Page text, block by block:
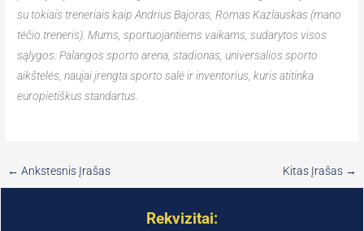
su tokiais treneriais kaip Andrius Bajoras, Romas Kazlauskas (mano
tėčio treneris). Mums, sportuojantiems vaikams, sudarytos visos
sąlygos: Palangos sporto arena, stadionas, universalios sporto
aikštelės, naujai įrengta sporto salė ir inventorius, kuris atitinka
europietiškus standartus.
← Ankstesnis Įrašas Kitas Įrašas →
Rekvizitai: